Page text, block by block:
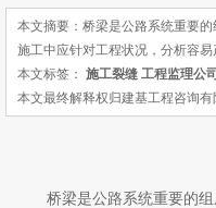
本文摘要：桥梁是公路系统重要
施工中应针对工程状况，分析容
本文标签： 施工裂缝 工程监理公司
本文最终解释权归建基工程咨询有
桥梁是公路系统重要的组